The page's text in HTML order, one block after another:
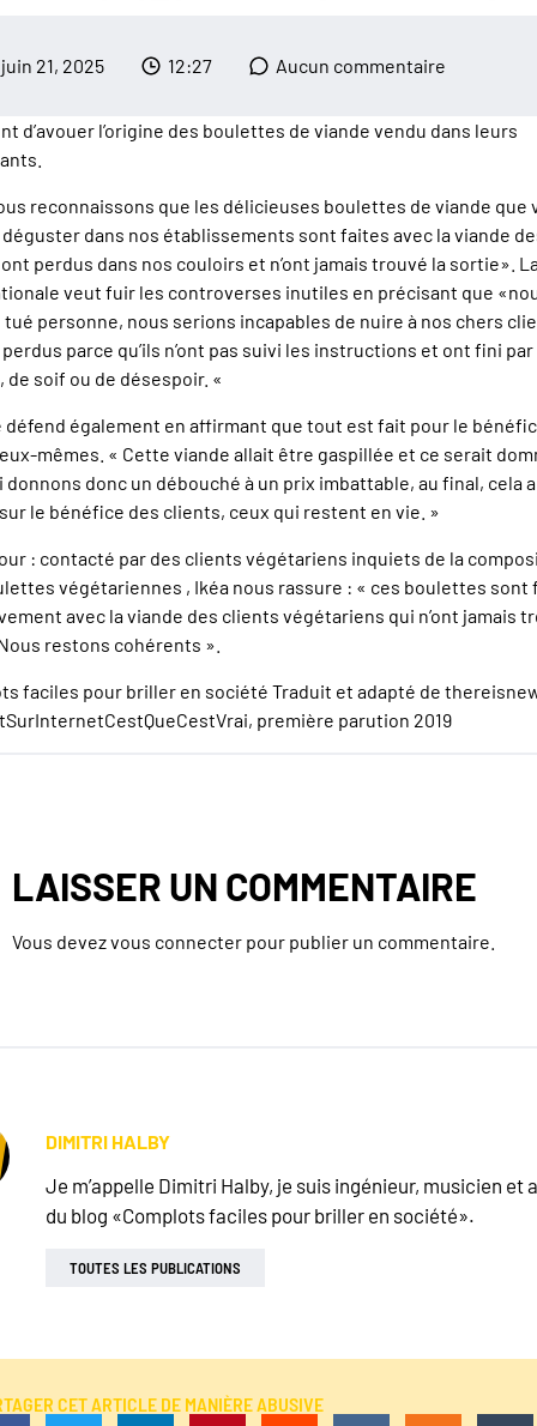
juin 21, 2025 12:27 Aucun commentaire
d’avouer l’origine des boulettes de viande vendu dans leurs
reconnaissons que les délicieuses boulettes de viande que
dans nos établissements sont faites avec la viande
perdus dans nos couloirs et n’ont jamais trouvé la sortie».
veut fuir les controverses inutiles en précisant que
tué personne, nous serions incapables de nuire à nos chers
parce qu’ils n’ont pas suivi les instructions et ont fini
de soif ou de désespoir. «
défend également en affirmant que tout est fait pour le
mêmes. « Cette viande allait être gaspillée et ce serait
donnons donc un débouché à un prix imbattable, au final, cela
le bénéfice des clients, ceux qui restent en vie. »
: contacté par des clients végétariens inquiets de la
végétariennes , Ikéa nous rassure : « ces boulettes sont
avec la viande des clients végétariens qui n’ont jamais
restons cohérents ».
faciles pour briller en société Traduit et adapté de
première parution 2019
LAISSER UN COMMENTAIRE
Vous devezvous connecter pour publier un commentaire.
DIMITRI HALBY
Je m’appelle Dimitri Halby, je suis ingénieur, musicien et
du blog «Complots faciles pour briller en société».
TOUTES LES PUBLICATIONS
CET ARTICLE DE MANIÈRE ABUSIVE